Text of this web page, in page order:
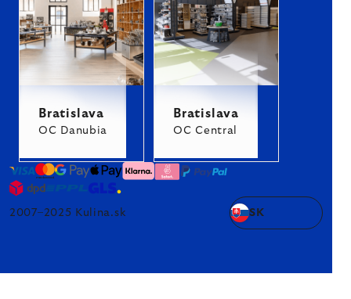
Bratislava
OC Danubia
Bratislava
OC Central
2007–2025 Kulina.sk SK